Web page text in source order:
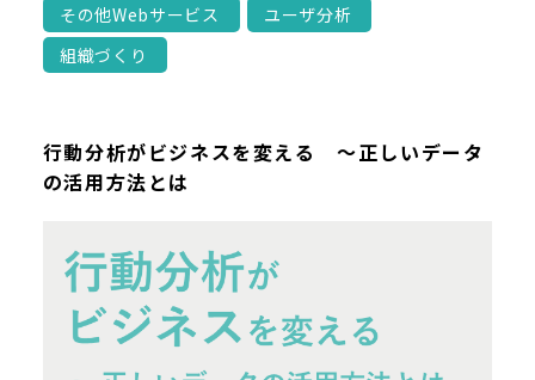
その他Webサービス
ユーザ分析
組織づくり
行動分析がビジネスを変える ～正しいデータ
の活用方法とは